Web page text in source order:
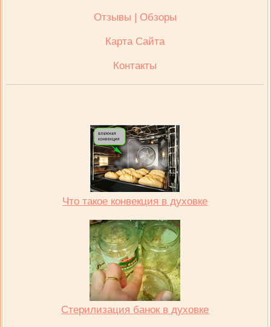
Отзывы | Обзоры
Карта Сайта
Контакты
Что такое конвекция в духовке
Стерилизация банок в духовке